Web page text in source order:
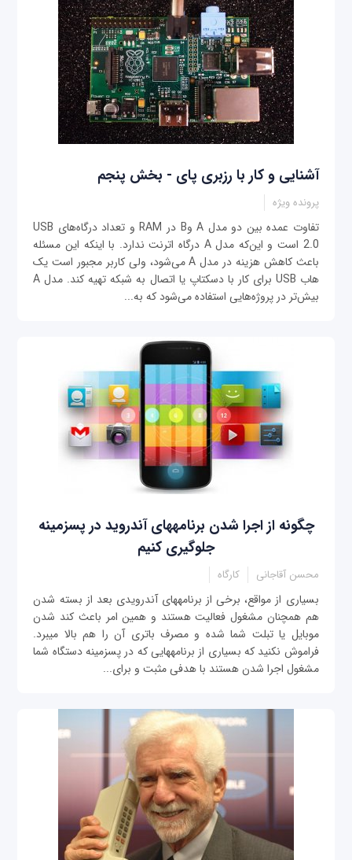
آشنایی و کار با رزبری پای - بخش پنجم
پرونده ویژه
تفاوت عمده بین دو مدل A وB در RAM و تعداد درگاه‌های USB
2.0 است و این‌که مدل A درگاه اترنت ندارد. با اینکه این مسئله
باعث کاهش هزینه در مدل A می‌شود، ولی کاربر مجبور است یک
هاب USB برای کار با دسکتاپ یا اتصال به شبکه تهیه کند. مدل A
بیش‌تر در پروژه‌هایی استفاده می‌شود که به...
چگونه از اجرا شدن برنامه‎های آندروید در پس‎زمینه
جلوگیری کنیم
محسن آقاجانی کارگاه
بسیاری از مواقع، برخی از برنامه‎های آندرويدی بعد از بسته شدن
هم همچنان مشغول فعالیت هستند و همین امر باعث کند شدن
موبایل یا تبلت شما شده و مصرف باتری آن را هم بالا می‎برد.
فراموش نکنید که بسیاری از برنامه‎هایی که در پس‎زمینه دستگاه شما
مشغول اجرا شدن هستند با هدفی مثبت و برای...